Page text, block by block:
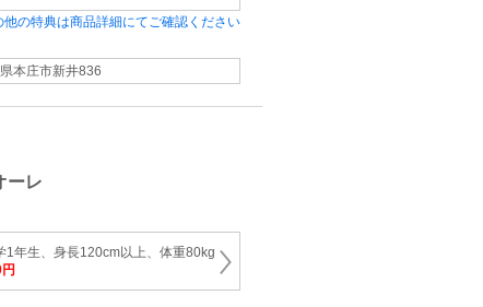
他の特典は商品詳細にてご確認ください
本庄市新井836
ーレ
1年生、身長120cm以上、体重80kg